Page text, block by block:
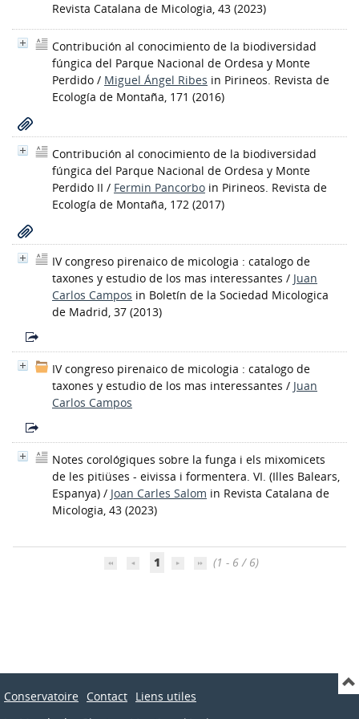
Revista Catalana de Micologia, 43 (2023)
Contribución al conocimiento de la biodiversidad
fúngica del Parque Nacional de Ordesa y Monte
Perdido / Miguel Ángel Ribes in Pirineos. Revista de
Ecología de Montaña, 171 (2016)
Contribución al conocimiento de la biodiversidad
fúngica del Parque Nacional de Ordesa y Monte
Perdido II / Fermin Pancorbo in Pirineos. Revista de
Ecología de Montaña, 172 (2017)
IV congreso pirenaico de micologia : catalogo de
taxones y estudio de los mas interessantes / Juan
Carlos Campos in Boletín de la Sociedad Micologica
de Madrid, 37 (2013)
IV congreso pirenaico de micologia : catalogo de
taxones y estudio de los mas interessantes / Juan
Carlos Campos
Notes corológiques sobre la funga i els mixomicets
de les pitiüses - eivissa i formentera. VI. (Illes Balears,
Espanya) / Joan Carles Salom in Revista Catalana de
Micologia, 43 (2023)
1 (1 - 6 / 6)
Conservatoire Contact Liens utiles